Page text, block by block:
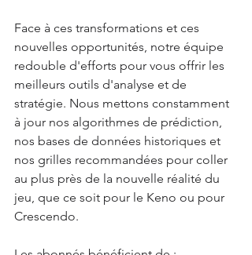
Face à ces transformations et ces
nouvelles opportunités, notre équipe
redouble d'efforts pour vous offrir les
meilleurs outils d'analyse et de
stratégie. Nous mettons constamment
à jour nos algorithmes de prédiction,
nos bases de données historiques et
nos grilles recommandées pour coller
au plus près de la nouvelle réalité du
jeu, que ce soit pour le Keno ou pour
Crescendo.